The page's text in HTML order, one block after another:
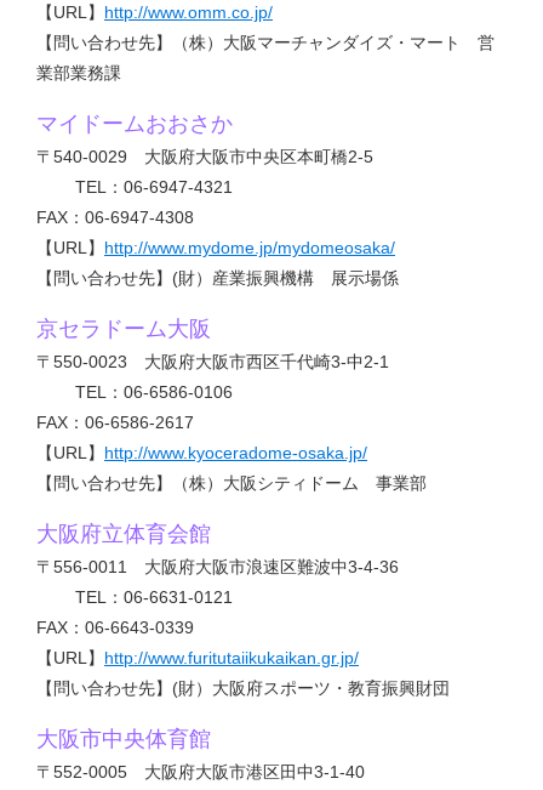
【URL】 http://www.omm.co.jp/
【問い合わせ先】（株）大阪マーチャンダイズ・マート 営
業部業務課
マイドームおおさか
〒540-0029 大阪府大阪市中央区本町橋2-5
TEL：06-6947-4321
FAX：06-6947-4308
【URL】 http://www.mydome.jp/mydomeosaka/
【問い合わせ先】(財）産業振興機構 展示場係
京セラドーム大阪
〒550-0023 大阪府大阪市西区千代崎3-中2-1
TEL：06-6586-0106
FAX：06-6586-2617
【URL】 http://www.kyoceradome-osaka.jp/
【問い合わせ先】（株）大阪シティドーム 事業部
大阪府立体育会館
〒556-0011 大阪府大阪市浪速区難波中3-4-36
TEL：06-6631-0121
FAX：06-6643-0339
【URL】 http://www.furitutaiikukaikan.gr.jp/
【問い合わせ先】(財）大阪府スポーツ・教育振興財団
大阪市中央体育館
〒552-0005 大阪府大阪市港区田中3-1-40